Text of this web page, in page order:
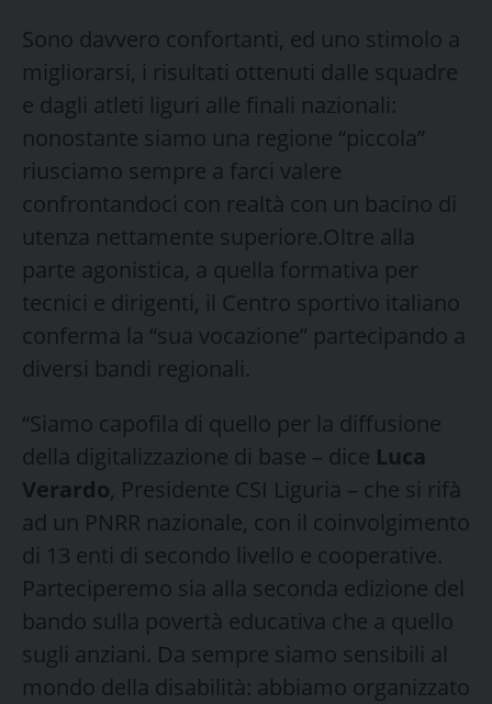
Sono davvero confortanti, ed uno stimolo a
migliorarsi, i risultati ottenuti dalle squadre
e dagli atleti liguri alle finali nazionali:
nonostante siamo una regione “piccola”
riusciamo sempre a farci valere
confrontandoci con realtà con un bacino di
utenza nettamente superiore.Oltre alla
parte agonistica, a quella formativa per
tecnici e dirigenti, il Centro sportivo italiano
conferma la “sua vocazione” partecipando a
diversi bandi regionali.
“Siamo capofila di quello per la diffusione
della digitalizzazione di base – dice Luca
Verardo, Presidente CSI Liguria – che si rifà
ad un PNRR nazionale, con il coinvolgimento
di 13 enti di secondo livello e cooperative.
Parteciperemo sia alla seconda edizione del
bando sulla povertà educativa che a quello
sugli anziani. Da sempre siamo sensibili al
mondo della disabilità: abbiamo organizzato